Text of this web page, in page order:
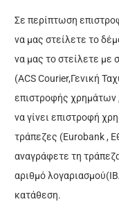
Σε περίπτωση
να μας στείλετε το
να μας το στείλετε με
(ACS Courier,Γενική
επιστροφής χρημάτων
να γίνει επιστροφή
τράπεζες (Eurobank ,
αναγράφετε τη
αριθμό
κατάθεση.